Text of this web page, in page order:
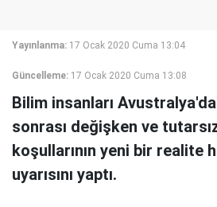
Yayınlanma: 17 Ocak 2020 Cuma 13:04
Güncelleme: 17 Ocak 2020 Cuma 13:08
Bilim insanları
sonrası değişken ve
koşullarının yeni bir realite
uyarısını yaptı.